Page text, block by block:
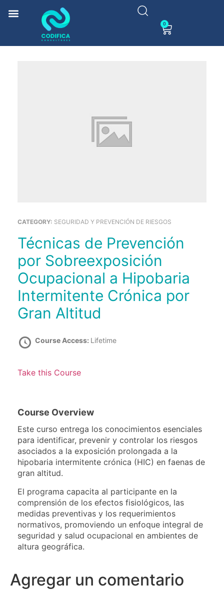
0
CATEGORY: SEGURIDAD Y PREVENCIÓN DE RIESGOS
Técnicas de Prevención
por Sobreexposición
Ocupacional a Hipobaria
Intermitente Crónica por
Gran Altitud
Course Access: Lifetime
Take this Course
Course Overview
Este curso entrega los conocimientos esenciales
para identificar, prevenir y controlar los riesgos
asociados a la exposición prolongada a la
hipobaria intermitente crónica (HIC) en faenas de
gran altitud.
El programa capacita al participante en la
comprensión de los efectos fisiológicos, las
medidas preventivas y los requerimientos
normativos, promoviendo un enfoque integral de
seguridad y salud ocupacional en ambientes de
altura geográfica.
Agregar un comentario